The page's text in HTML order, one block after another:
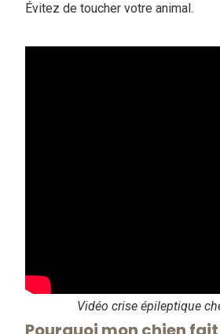
Évitez de toucher votre animal.
Vidéo crise épileptique